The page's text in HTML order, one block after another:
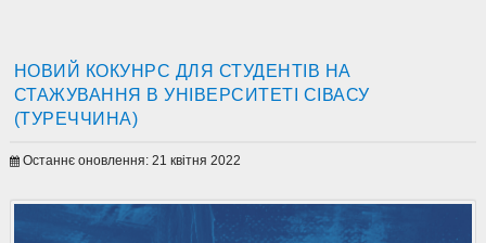
НОВИЙ КОКУНРС ДЛЯ СТУДЕНТІВ НА
СТАЖУВАННЯ В УНІВЕРСИТЕТІ СІВАСУ
(ТУРЕЧЧИНА)
Останнє оновлення: 21 квітня 2022